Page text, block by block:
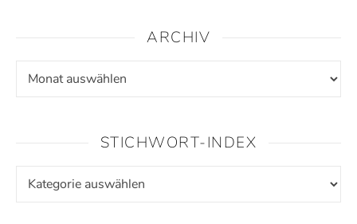
ARCHIV
Archiv
STICHWORT-INDEX
Stichwort-Index